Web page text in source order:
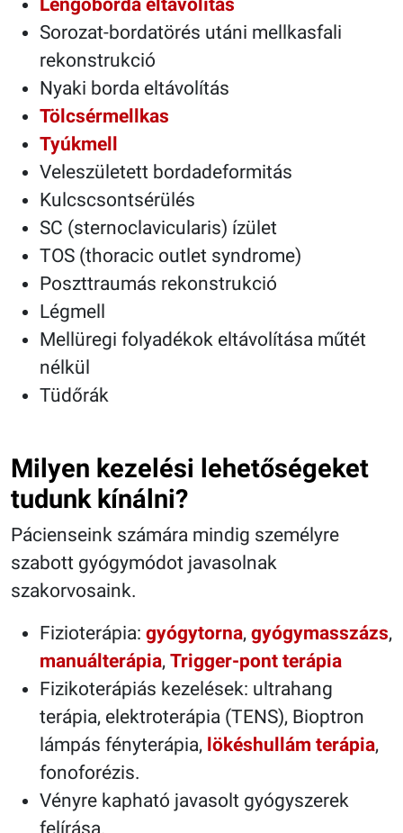
Sorozat-bordatörés utáni mellkasfali
rekonstrukció
Nyaki borda eltávolítás
Tölcsérmellkas
Tyúkmell
Veleszületett bordadeformitás
Kulcscsontsérülés
SC (sternoclavicularis) ízület
TOS (thoracic outlet syndrome)
Poszttraumás rekonstrukció
Légmell
Mellüregi folyadékok eltávolítása műtét
nélkül
Tüdőrák
Milyen kezelési lehetőségeket
tudunk kínálni?
Pácienseink számára mindig személyre
szabott gyógymódot javasolnak
szakorvosaink.
Fizioterápia: gyógytorna, gyógymasszázs,
manuálterápia, Trigger-pont terápia
Fizikoterápiás kezelések: ultrahang
terápia, elektroterápia (TENS), Bioptron
lámpás fényterápia, lökéshullám terápia,
fonoforézis.
Vényre kapható javasolt gyógyszerek
felírása.